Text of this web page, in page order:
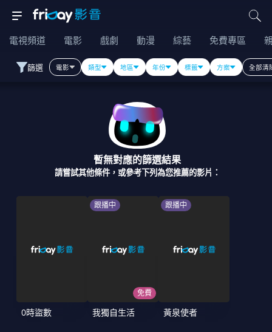
電視頻道 電影 戲劇 動漫 綜藝 免費專區
篩選 電影 類型 地區 年份 標籤 方案 全部清
暫無對應的篩選結果
請嘗試其他條件，或參考下列為您推薦的影片：
0時盜數
跟播中
免費
我獨自生活
跟播中
黃泉使者